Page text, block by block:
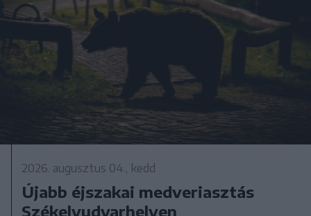
2026. augusztus 04., kedd
Újabb éjszakai medveriasztás
Székelyudvarhelyen